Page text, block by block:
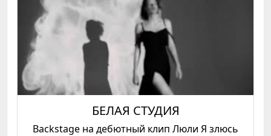
БЕЛАЯ СТУДИЯ
Backstage на дебютный клип Люли Я злюсь